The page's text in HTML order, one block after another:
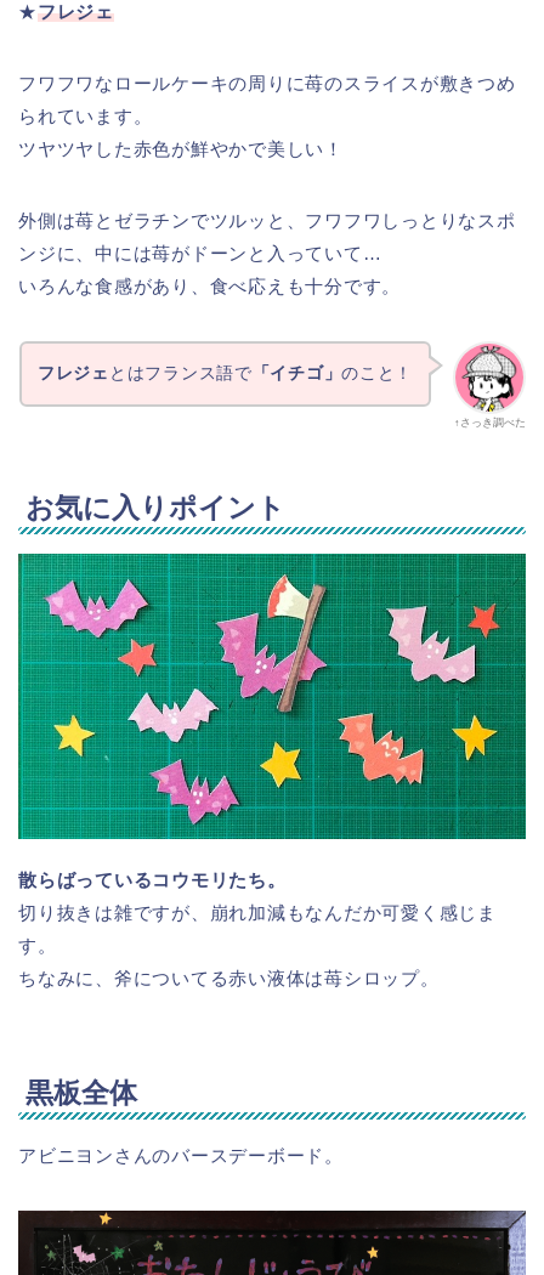
★フレジェ
フワフワなロールケーキの周りに苺のスライスが敷きつめ
られています。
ツヤツヤした赤色が鮮やかで美しい！
外側は苺とゼラチンでツルッと、フワフワしっとりなスポ
ンジに、中には苺がドーンと入っていて…
いろんな食感があり、食べ応えも十分です。
↑さっき調べた
フレジェ とはフランス語で 「イチゴ」のこと！
お気に入りポイント
散らばっているコウモリたち。
切り抜きは雑ですが、崩れ加減もなんだか可愛く感じま
す。
ちなみに、斧についてる赤い液体は苺シロップ。
黒板全体
アビニヨンさんのバースデーボード。